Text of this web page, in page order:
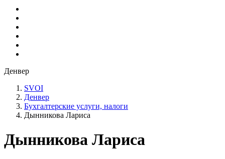
Денвер
SVOI
Денвер
Бухгалтерские услуги, налоги
Дынникова Лариса
Дынникова Лариса